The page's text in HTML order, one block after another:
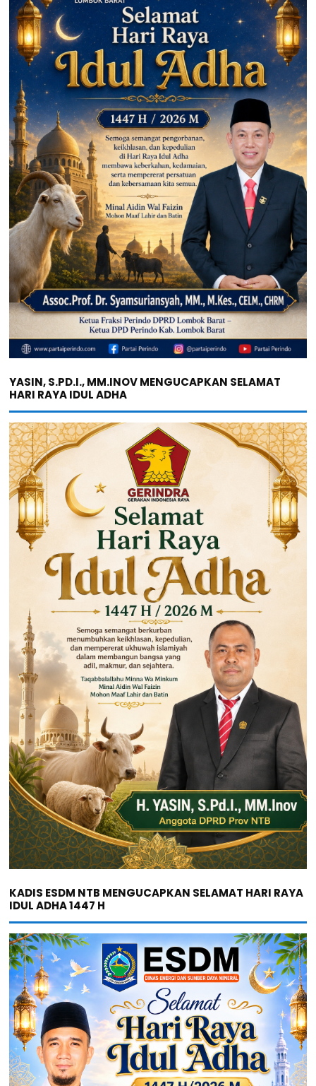
YASIN, S.PD.I., MM.INOV MENGUCAPKAN SELAMAT
HARI RAYA IDUL ADHA
KADIS ESDM NTB MENGUCAPKAN SELAMAT HARI RAYA
IDUL ADHA 1447 H